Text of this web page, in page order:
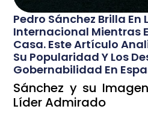
Pedro Sánchez Brilla En
Internacional Mientras
Casa. Este Artículo
Su Popularidad Y Los
Gobernabilidad En
Sánchez y su
Líder Admirado